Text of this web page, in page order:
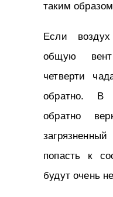
таким
Если
общую
четверти
обратно. В
обратно
попасть к
будут очень